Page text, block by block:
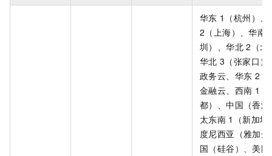
华东 1（杭州）、
2（上海）、华南
圳）、华北 2（北
华北 3（张家口）
政务云、华东 2（
金融云、西南 1（
都）、中国（香
太东南 1（新加坡
度尼西亚（雅加
国（硅谷）、美